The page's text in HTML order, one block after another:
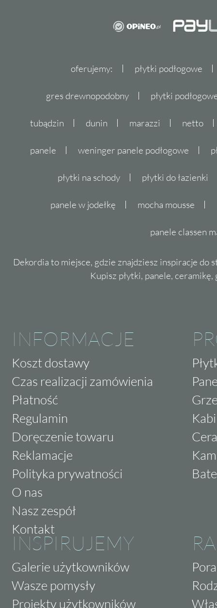
oferujemy: płytki podłogowe
gres drewnopodobny płytki
tubądzin dunin marazzi netto
panele weninger panele podłogowe
płytki na schody płytki do łazienki
panele w jodełkę mocha mousse
panele classen
Dekordia to miejsce, gdzie znajdziesz inspiracje do
Kupisz płytki, panele,
INFORMACJE
Koszt dostawy
Czas realizacji zamówienia
Płatność
Regulamin
Doręczenie towaru
Reklamacje
Polityka prywatności
O nas
Nasz zespół
Kontakt
INSPIRUJEMY
Galerie użytkowników
Wasze pomysły
Projekty użytkowników